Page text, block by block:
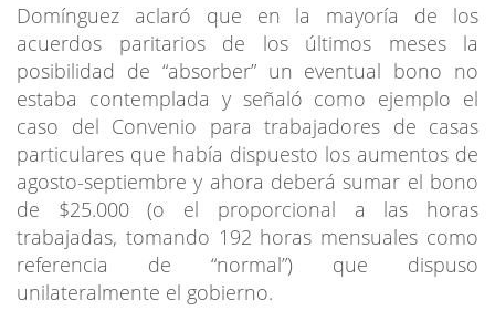
Domínguez aclaró que en la mayoría de los
acuerdos paritarios de los últimos meses la
posibilidad de “absorber” un eventual bono no
estaba contemplada y señaló como ejemplo el
caso del Convenio para trabajadores de casas
particulares que había dispuesto los aumentos de
agosto-septiembre y ahora deberá sumar el bono
de $25.000 (o el proporcional a las horas
trabajadas, tomando 192 horas mensuales como
referencia de “normal”) que dispuso
unilateralmente el gobierno.